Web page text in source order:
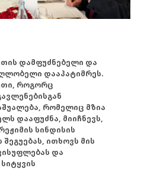
დამფუძნებელი და
დააპატიმრეს.
როგორც
რომელიც მზია
დააფუძნა, მიიჩნევს,
სინდისის
ითხოვს მის
და